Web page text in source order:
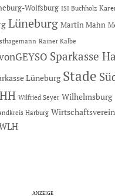
Wolfsburg ISI Buchholz
Lüneburg Martin Mahn
Rainer Kalbe
Sparkasse
Lüneburg Stade
Wilfried Seyer Wilhelmsburg
Harburg Wirtschaftsverein